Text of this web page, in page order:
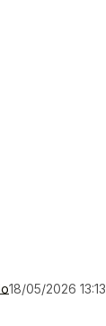
18/05/2026 13:13